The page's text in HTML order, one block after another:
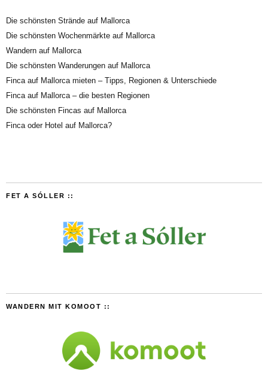
Die schönsten Strände auf Mallorca
Die schönsten Wochenmärkte auf Mallorca
Wandern auf Mallorca
Die schönsten Wanderungen auf Mallorca
Finca auf Mallorca mieten – Tipps, Regionen & Unterschiede
Finca auf Mallorca – die besten Regionen
Die schönsten Fincas auf Mallorca
Finca oder Hotel auf Mallorca?
FET A SÓLLER ::
WANDERN MIT KOMOOT ::